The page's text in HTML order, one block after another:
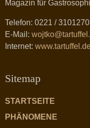
Magazin für
Telefon: 0221 / 3101270
E-Mail:
Internet: www.tartuffel.de
Sitemap
STARTSEITE
PHÄNOMENE